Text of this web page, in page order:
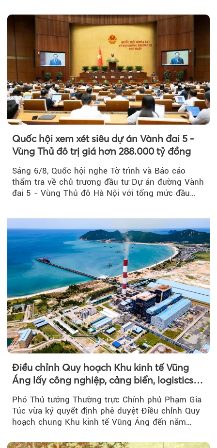
Quốc hội xem xét siêu dự án Vành đai 5 -
Vùng Thủ đô trị giá hơn 288.000 tỷ đồng
Sáng 6/8, Quốc hội nghe Tờ trình và Báo cáo
thẩm tra về chủ trương đầu tư Dự án đường Vành
đai 5 - Vùng Thủ đô Hà Nội với tổng mức đầu
Điều chỉnh Quy hoạch Khu kinh tế Vũng
Áng lấy công nghiệp, cảng biển, logistics
Phó Thủ tướng Thường trực Chính phủ Phạm Gia
Túc vừa ký quyết định phê duyệt Điều chỉnh Quy
hoạch chung Khu kinh tế Vũng Áng đến năm